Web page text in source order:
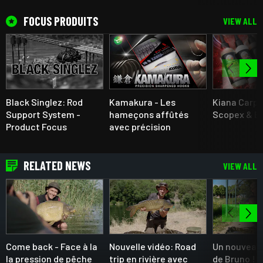
FOCUS PRODUITS VIEW ALL
Black Singlez: Rod
Support System -
Product Focus
Kamakura - Les
hameçons affûtés
avec précision
Kiana Carp
Scopex &
RELATED NEWS VIEW ALL
Come back - Face à la
la pression de pêche
Nouvelle vidéo: Road
trip en rivière avec
Un
de Bruno !